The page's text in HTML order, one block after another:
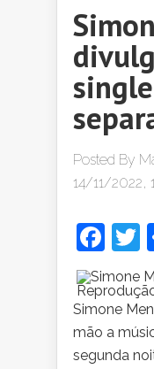
Posted By
14/11/2022,
Simone
mão a
segunda